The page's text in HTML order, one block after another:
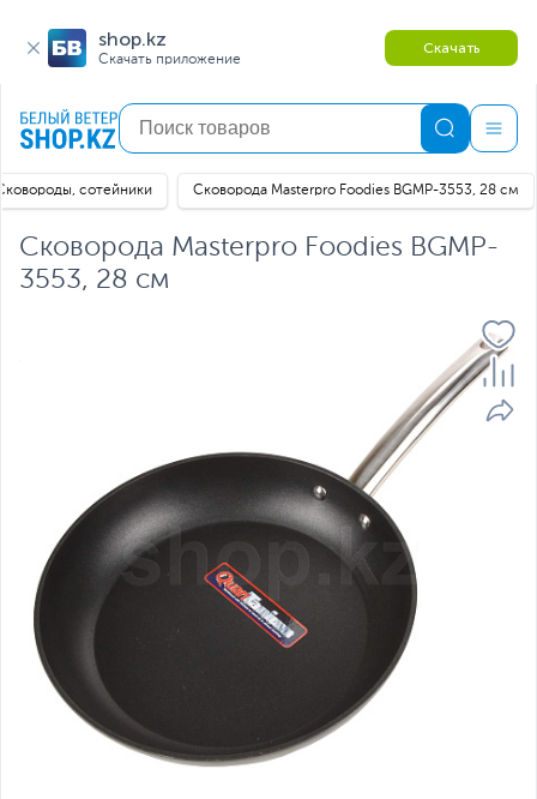
shop.kz
Скачать приложение
Скачать
сотейники Сковорода Masterpro Foodies BGMP-3553, 28 см
Сковорода Masterpro Foodies BGMP-
3553, 28 см